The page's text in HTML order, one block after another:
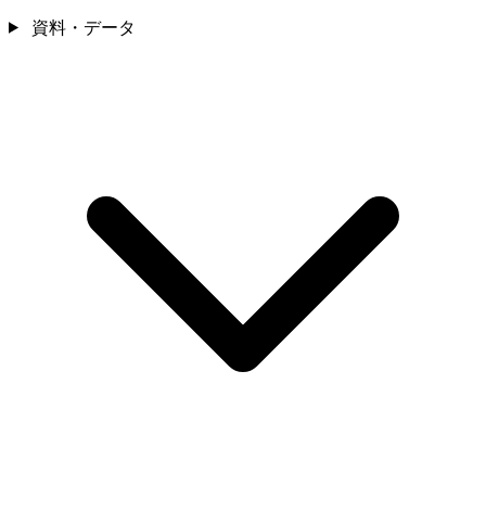
資料・データ